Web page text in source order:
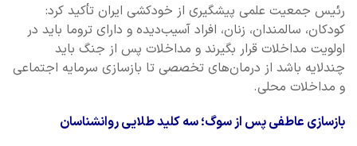
رئیس جمعیت علمی پیشگیری از خودکشی ایران تأکید کرد:
کودکان، سالمندان، زنان، افراد آسیب‌دیده و دارای تروما باید در
اولویت مداخلات قرار بگیرند و مداخلات پس از جنگ باید
چندلایه باشد از درمان‌های تخصصی تا بازسازی سرمایه اجتماعی
و مداخلات محلی.
بازسازی عاطفی پس از سوگ؛ سه کلید طلایی روانشناسان